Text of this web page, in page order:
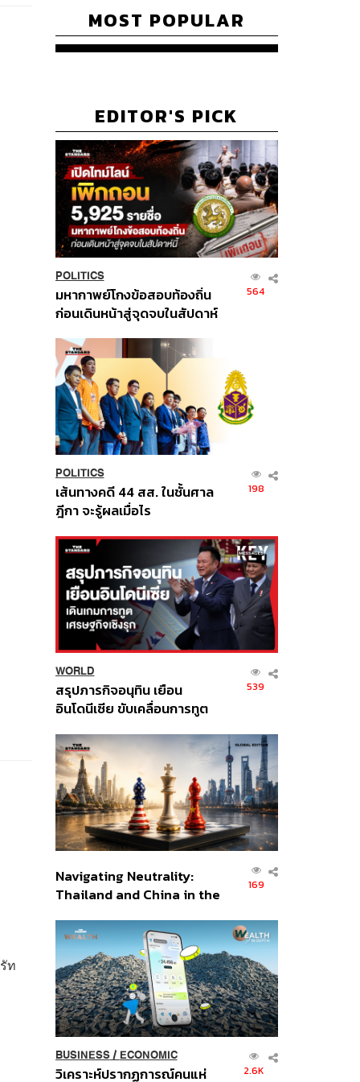
ท
MOST POPULAR
EDITOR'S PICK
POLITICS
มหากาพย์โกงข้อสอบท้องถิ่น
ก่อนเดินหน้าสู่จุดจบในสัปดาห์
564
POLITICS
เส้นทางคดี 44 สส. ในชั้นศาล
ฎีกา จะรู้ผลเมื่อไร
198
WORLD
สรุปภารกิจอนุทิน เยือน
อินโดนีเซีย ขับเคลื่อนการทูต
ส่วนยุทธศาสตร์ไทย –
อินโดนีเซีย
539
Navigating Neutrality:
Thailand and China in the
Order
169
BUSINESS/ ECONOMIC
วิเคราะห์ปรากฏการณ์คนแห่ 2.6K